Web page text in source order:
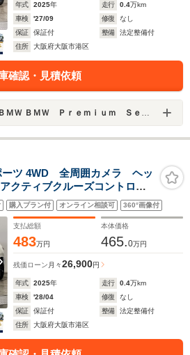
年式 2025年 走行 0.4万km
車検
'27/09 修復
なし
保証
保証付 整備
法定整備付
住所
大阪府大阪市港区
確認・見積依頼
Ｗ Ｐｒｅｍｉｕｍ Ｓｅｌｅｃｔｉｏｎ 大阪ベイ
ツ 4WD 全周囲カメラ ヘッ
クティブクルーズコントロー
ライト パワーシート シー
アクセス 電動リアゲート
購入プラン付 オンライン相談可 360°画像付
支払総額
483万円
本体価格
465.0万円
残価ローン 月々26,900円
年式 2025年 走行 0.4万km
車検
'28/04 修復
なし
保証
保証付 整備
法定整備付
住所
大阪府大阪市港区